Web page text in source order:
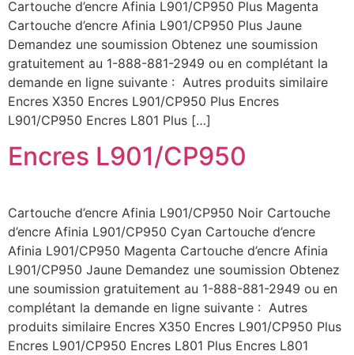
Cartouche d’encre Afinia L901/CP950 Plus Magenta
Cartouche d’encre Afinia L901/CP950 Plus Jaune
Demandez une soumission Obtenez une soumission
gratuitement au 1-888-881-2949 ou en complétant la
demande en ligne suivante : Autres produits similaire
Encres X350 Encres L901/CP950 Plus Encres
L901/CP950 Encres L801 Plus […]
Encres L901/CP950
Cartouche d’encre Afinia L901/CP950 Noir Cartouche
d’encre Afinia L901/CP950 Cyan Cartouche d’encre
Afinia L901/CP950 Magenta Cartouche d’encre Afinia
L901/CP950 Jaune Demandez une soumission Obtenez
une soumission gratuitement au 1-888-881-2949 ou en
complétant la demande en ligne suivante : Autres
produits similaire Encres X350 Encres L901/CP950 Plus
Encres L901/CP950 Encres L801 Plus Encres L801